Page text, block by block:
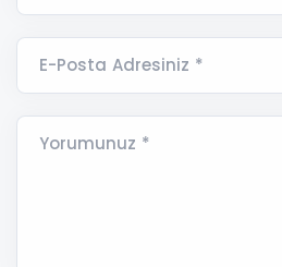
E-Posta Adresiniz *
Yorumunuz *